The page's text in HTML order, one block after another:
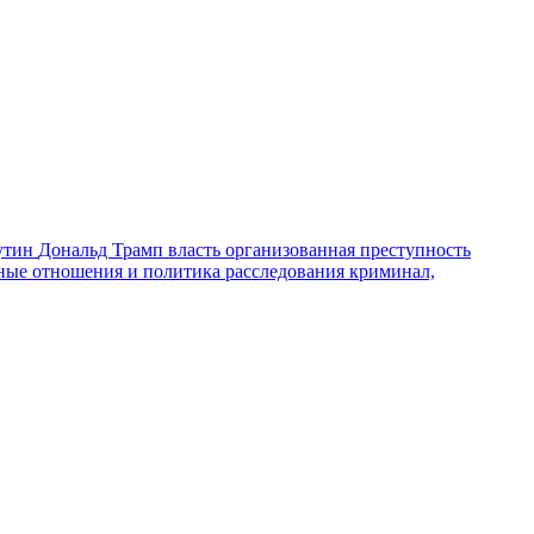
Дональд Трамп власть организованная преступность
отношения и политика расследования криминал,